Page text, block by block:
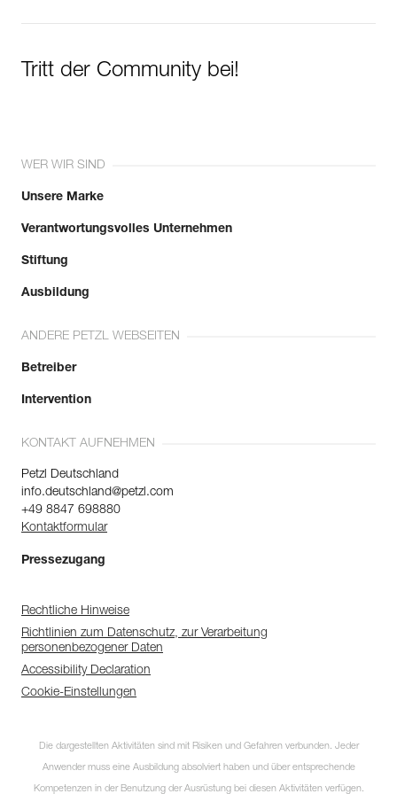
Tritt der Community bei!
WER WIR SIND
Unsere Marke
Verantwortungsvolles Unternehmen
Stiftung
Ausbildung
ANDERE PETZL WEBSEITEN
Betreiber
Intervention
KONTAKT AUFNEHMEN
Petzl Deutschland
info.deutschland@petzl.com
+49 8847 698880
Kontaktformular
Pressezugang
Rechtliche Hinweise
Richtlinien zum Datenschutz, zur Verarbeitung
personenbezogener Daten
Accessibility Declaration
Cookie-Einstellungen
Die dargestellten Aktivitäten sind mit Risiken und Gefahren verbunden. Jeder
Anwender muss eine Ausbildung absolviert haben und über entsprechende
Kompetenzen in der Benutzung der Ausrüstung bei diesen Aktivitäten verfügen.